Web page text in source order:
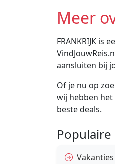
Meer
FRANKRIJK
aansluiten bij
Of je nu op
wij hebben
beste deals.